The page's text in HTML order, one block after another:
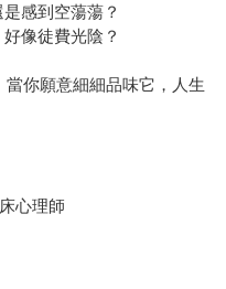
感到空蕩蕩？
像徒費光陰？
你願意細細品味它，人生
心理師